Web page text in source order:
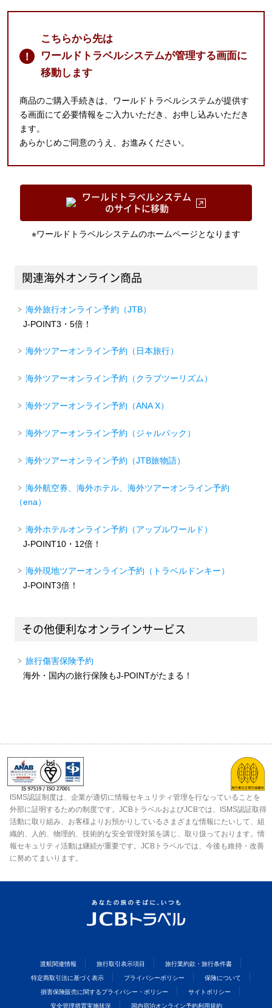
！
こちらから先は
ワールドトラベルシステムが管理する画面に
移動します
商品のご購入手続きは、ワールドトラベルシステムが提供す
る画面にて必要情報をご入力いただき、お申し込みいただき
ます。
あらかじめご同意のうえ、お進みください。
ワールドトラベルシステム
のサイトに移動
※ワールドトラベルシステムのホームページとなります
関連海外オンライン商品
海外旅行オンライン予約（JTB）
J-POINT3・5倍！
海外ツアーオンライン予約（日本旅行）
海外ツアーオンライン予約（クラブツーリズム）
海外ツアーオンライン予約（ANA X）
海外ツアーオンライン予約（ジャルパック）
海外ツアーオンライン予約（JTB旅物語）
海外航空券、海外ホテル、海外ツアーオンライン予約
（ena）
海外ホテルオンライン予約（アップルワールド）
J-POINT10・12倍！
海外現地ツアーオンライン予約（トラベルドンキー）
J-POINT3倍！
その他便利なオンラインサービス
旅行傷害保険予約
海外・国内の旅行保険もJ-POINTがたまる！
ISMS認証制度は、企業が適切に情報セキュリティ管理を行なっていることを
外部に証明するための制度です。JCBトラベルおよびJCBでは、ISMS認証取得
活動に取り組み、お客様よりお預かりしているさまざまな情報にたいして、組
織的、人的、物理的、技術的な安全管理対策を講じ、取り扱っております。情
報セキュリティ活動は継続が重要です。JCBトラベルでは、今後も維持・改善
に努めてまいります。
渡航関連情報 旅行取引表示項目 旅行業約款・旅行条件書
特定商取引法に基づく表示 プライバシーポリシー 保険について
損害保険販売に関するプライバシー・ポリシー サイトポリシー
安全管理措置実施状況 国内宿泊オンライン予約利用規約